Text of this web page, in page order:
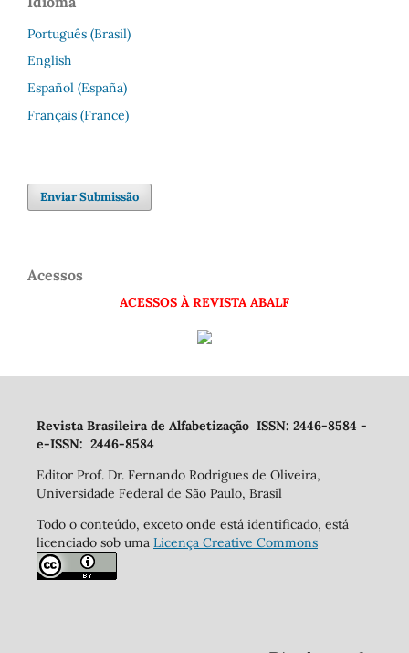
Português (Brasil)
English
Español (España)
Français (France)
Enviar Submissão
Acessos
ACESSOS À REVISTA ABALF
Revista Brasileira de Alfabetização ISSN: 2446-8584 -
e-ISSN: 2446-8584
Editor Prof. Dr. Fernando Rodrigues de Oliveira,
Universidade Federal de São Paulo, Brasil
Todo o conteúdo, exceto onde está identificado, está
licenciado sob uma Licença Creative Commons